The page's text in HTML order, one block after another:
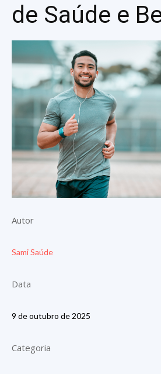
de Saúde e
Autor
Sami Saúde
Data
9 de outubro de 2025
Categoria